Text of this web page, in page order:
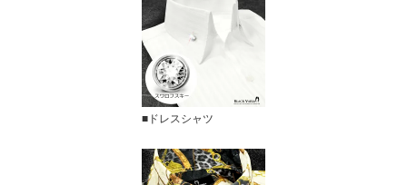
■ドレスシャツ